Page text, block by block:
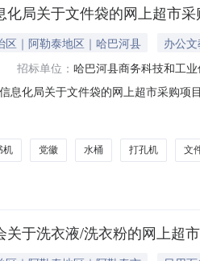
局关于文件袋的网上超市
区｜阿勒泰地区｜哈巴河县 办公文
招标单位： 哈巴河县商务科技和工
息化局关于文件袋的网上超市采购
码:654324项目所在行政区划名称:
机 党徽 水桶 打孔机 文
于洗衣液/洗衣粉的网上超